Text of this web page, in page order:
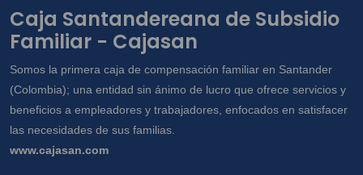
Caja Santandereana de Subsidio
Familiar - Cajasan
Somos la primera caja de compensación familiar en Santander
(Colombia); una entidad sin ánimo de lucro que ofrece servicios y
beneficios a empleadores y trabajadores, enfocados en satisfacer
las necesidades de sus familias.
www.cajasan.com